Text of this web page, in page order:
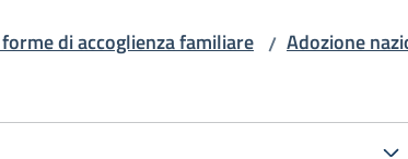
di accoglienza familiare / Adozione